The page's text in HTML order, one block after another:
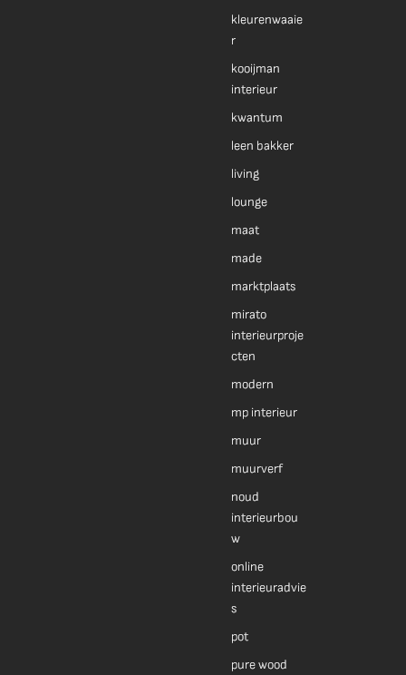
kleurenwaaie
r
kooijman
interieur
kwantum
leen bakker
living
lounge
maat
made
marktplaats
mirato
interieurproje
cten
modern
mp interieur
muur
muurverf
noud
interieurbou
w
online
interieuradvie
s
pot
pure wood